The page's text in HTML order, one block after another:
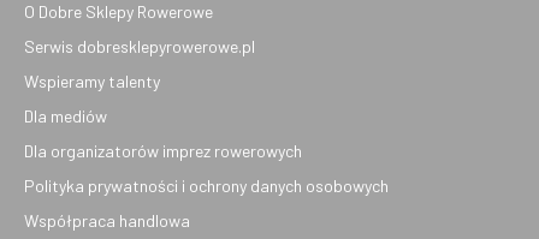
O Dobre Sklepy Rowerowe
Serwis dobresklepyrowerowe.pl
Wspieramy talenty
Dla mediów
Dla organizatorów imprez rowerowych
Polityka prywatności i ochrony danych osobowych
Współpraca handlowa